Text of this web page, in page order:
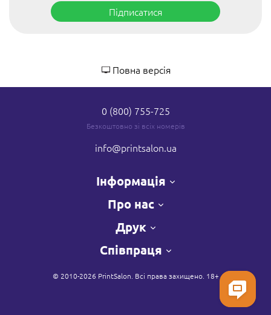
Підписатися
Повна версія
0 (800) 755-725
Безкоштовно зі всіх номерів
info@printsalon.ua
Інформація
Про нас
Друк
Співпраця
© 2010-2026 PrintSalon. Всі права захищено. 18+